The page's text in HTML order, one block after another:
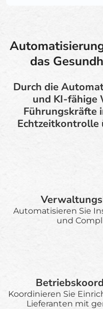
das
Durch die
und KI-fähige
Führungskräfte
Echtzeitkontrolle
Automatisieren Sie
und
Koordinieren Sie
Lieferanten mit